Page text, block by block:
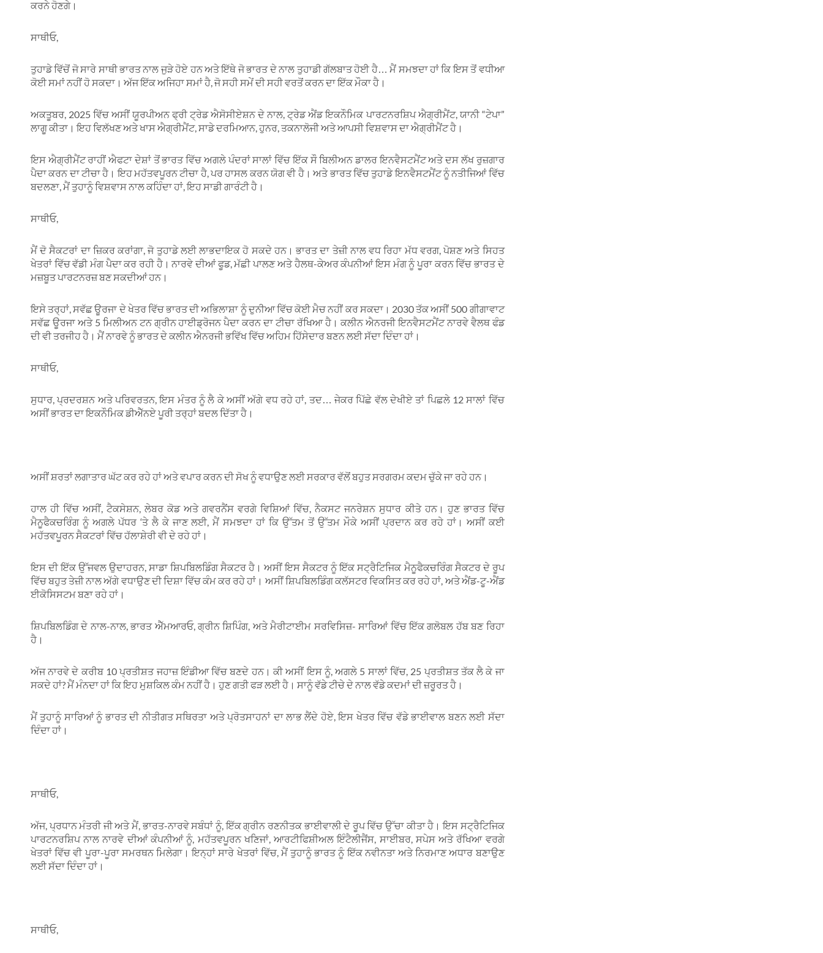
ਕਰਨੇ ਹੋਣਗੇ।
ਸਾਥੀਓ,
ਤੁਹਾਡੇ ਵਿੱਚੋਂ ਜੋ ਸਾਰੇ ਸਾਥੀ ਭਾਰਤ ਨਾਲ ਜੁੜੇ ਹੋਏ ਹਨ ਅਤੇ ਇੱਥੇ ਜੋ ਭਾਰਤ ਦੇ ਨਾਲ ਤੁਹਾਡੀ ਗੱਲਬਾਤ ਹੋਈ ਹੈ… ਮੈਂ ਸਮਝਦਾ ਹਾਂ ਕਿ ਇਸ ਤੋਂ ਵਧੀਆ
ਕੋਈ ਸਮਾਂ ਨਹੀਂ ਹੋ ਸਕਦਾ। ਅੱਜ ਇੱਕ ਅਜਿਹਾ ਸਮਾਂ ਹੈ, ਜੋ ਸਹੀ ਸਮੇਂ ਦੀ ਸਹੀ ਵਰਤੋਂ ਕਰਨ ਦਾ ਇੱਕ ਮੌਕਾ ਹੈ।
ਅਕਤੂਬਰ, 2025 ਵਿੱਚ ਅਸੀਂ ਯੂਰਪੀਅਨ ਫ੍ਰੀ ਟ੍ਰੇਡ ਐਸੋਸੀਏਸ਼ਨ ਦੇ ਨਾਲ, ਟ੍ਰੇਡ ਐਂਡ ਇਕਨੌਮਿਕ ਪਾਰਟਨਰਸ਼ਿਪ ਐਗ੍ਰੀਮੈਂਟ, ਯਾਨੀ “ਟੇਪਾ”
ਲਾਗੂ ਕੀਤਾ। ਇਹ ਵਿਲੱਖਣ ਅਤੇ ਖਾਸ ਐਗ੍ਰੀਮੈਂਟ, ਸਾਡੇ ਦਰਮਿਆਨ, ਹੁਨਰ, ਤਕਨਾਲੋਜੀ ਅਤੇ ਆਪਸੀ ਵਿਸ਼ਵਾਸ ਦਾ ਐਗ੍ਰੀਮੈਂਟ ਹੈ।
ਇਸ ਐਗ੍ਰੀਮੈਂਟ ਰਾਹੀਂ ਐਫਟਾ ਦੇਸ਼ਾਂ ਤੋਂ ਭਾਰਤ ਵਿੱਚ ਅਗਲੇ ਪੰਦਰਾਂ ਸਾਲਾਂ ਵਿੱਚ ਇੱਕ ਸੌ ਬਿਲੀਅਨ ਡਾਲਰ ਇਨਵੈਸਟਮੈਂਟ ਅਤੇ ਦਸ ਲੱਖ ਰੁਜ਼ਗਾਰ
ਪੈਦਾ ਕਰਨ ਦਾ ਟੀਚਾ ਹੈ। ਇਹ ਮਹੱਤਵਪੂਰਨ ਟੀਚਾ ਹੈ, ਪਰ ਹਾਸਲ ਕਰਨ ਯੋਗ ਵੀ ਹੈ। ਅਤੇ ਭਾਰਤ ਵਿੱਚ ਤੁਹਾਡੇ ਇਨਵੈਸਟਮੈਂਟ ਨੂੰ ਨਤੀਜਿਆਂ ਵਿੱਚ
ਬਦਲਣਾ, ਮੈਂ ਤੁਹਾਨੂੰ ਵਿਸ਼ਵਾਸ ਨਾਲ ਕਹਿੰਦਾ ਹਾਂ, ਇਹ ਸਾਡੀ ਗਾਰੰਟੀ ਹੈ।
ਸਾਥੀਓ,
ਮੈਂ ਦੋ ਸੈਕਟਰਾਂ ਦਾ ਜ਼ਿਕਰ ਕਰਾਂਗਾ, ਜੋ ਤੁਹਾਡੇ ਲਈ ਲਾਭਦਾਇਕ ਹੋ ਸਕਦੇ ਹਨ। ਭਾਰਤ ਦਾ ਤੇਜ਼ੀ ਨਾਲ ਵਧ ਰਿਹਾ ਮੱਧ ਵਰਗ, ਪੋਸ਼ਣ ਅਤੇ ਸਿਹਤ
ਖੇਤਰਾਂ ਵਿੱਚ ਵੱਡੀ ਮੰਗ ਪੈਦਾ ਕਰ ਰਹੀ ਹੈ। ਨਾਰਵੇ ਦੀਆਂ ਫੂਡ, ਮੱਛੀ ਪਾਲਣ ਅਤੇ ਹੈਲਥ-ਕੇਅਰ ਕੰਪਨੀਆਂ ਇਸ ਮੰਗ ਨੂੰ ਪੂਰਾ ਕਰਨ ਵਿੱਚ ਭਾਰਤ ਦੇ
ਮਜ਼ਬੂਤ ਪਾਰਟਨਰਜ਼ ਬਣ ਸਕਦੀਆਂ ਹਨ।
ਇਸੇ ਤਰ੍ਹਾਂ, ਸਵੱਛ ਊਰਜਾ ਦੇ ਖੇਤਰ ਵਿੱਚ ਭਾਰਤ ਦੀ ਅਭਿਲਾਸ਼ਾ ਨੂੰ ਦੁਨੀਆ ਵਿੱਚ ਕੋਈ ਮੈਚ ਨਹੀਂ ਕਰ ਸਕਦਾ। 2030 ਤੱਕ ਅਸੀਂ 500 ਗੀਗਾਵਾਟ
ਸਵੱਛ ਊਰਜਾ ਅਤੇ 5 ਮਿਲੀਅਨ ਟਨ ਗ੍ਰੀਨ ਹਾਈਡ੍ਰੋਜਨ ਪੈਦਾ ਕਰਨ ਦਾ ਟੀਚਾ ਰੱਖਿਆ ਹੈ। ਕਲੀਨ ਐਨਰਜੀ ਇਨਵੈਸਟਮੈਂਟ ਨਾਰਵੇ ਵੈਲਥ ਫੰਡ
ਦੀ ਵੀ ਤਰਜੀਹ ਹੈ। ਮੈਂ ਨਾਰਵੇ ਨੂੰ ਭਾਰਤ ਦੇ ਕਲੀਨ ਐਨਰਜੀ ਭਵਿੱਖ ਵਿੱਚ ਅਹਿਮ ਹਿੱਸੇਦਾਰ ਬਣਨ ਲਈ ਸੱਦਾ ਦਿੰਦਾ ਹਾਂ।
ਸਾਥੀਓ,
ਸੁਧਾਰ, ਪ੍ਰਦਰਸ਼ਨ ਅਤੇ ਪਰਿਵਰਤਨ, ਇਸ ਮੰਤਰ ਨੂੰ ਲੈ ਕੇ ਅਸੀਂ ਅੱਗੇ ਵਧ ਰਹੇ ਹਾਂ, ਤਦ… ਜੇਕਰ ਪਿੱਛੇ ਵੱਲ ਦੇਖੀਏ ਤਾਂ ਪਿਛਲੇ 12 ਸਾਲਾਂ ਵਿੱਚ
ਅਸੀਂ ਭਾਰਤ ਦਾ ਇਕਨੌਮਿਕ ਡੀਐੱਨਏ ਪੂਰੀ ਤਰ੍ਹਾਂ ਬਦਲ ਦਿੱਤਾ ਹੈ।
ਅਸੀਂ ਸ਼ਰਤਾਂ ਲਗਾਤਾਰ ਘੱਟ ਕਰ ਰਹੇ ਹਾਂ ਅਤੇ ਵਪਾਰ ਕਰਨ ਦੀ ਸੋਖ ਨੂੰ ਵਧਾਉਣ ਲਈ ਸਰਕਾਰ ਵੱਲੋਂ ਬਹੁਤ ਸਰਗਰਮ ਕਦਮ ਚੁੱਕੇ ਜਾ ਰਹੇ ਹਨ।
ਹਾਲ ਹੀ ਵਿੱਚ ਅਸੀਂ, ਟੈਕਸੇਸ਼ਨ, ਲੇਬਰ ਕੋਡ ਅਤੇ ਗਵਰਨੈਂਸ ਵਰਗੇ ਵਿਸ਼ਿਆਂ ਵਿੱਚ, ਨੈਕਸਟ ਜਨਰੇਸ਼ਨ ਸੁਧਾਰ ਕੀਤੇ ਹਨ। ਹੁਣ ਭਾਰਤ ਵਿੱਚ
ਮੈਨੂਫੈਕਚਰਿੰਗ ਨੂੰ ਅਗਲੇ ਪੱਧਰ ‘ਤੇ ਲੈ ਕੇ ਜਾਣ ਲਈ, ਮੈਂ ਸਮਝਦਾ ਹਾਂ ਕਿ ਉੱਤਮ ਤੋਂ ਉੱਤਮ ਮੌਕੇ ਅਸੀਂ ਪ੍ਰਦਾਨ ਕਰ ਰਹੇ ਹਾਂ। ਅਸੀਂ ਕਈ
ਮਹੱਤਵਪੂਰਨ ਸੈਕਟਰਾਂ ਵਿੱਚ ਹੱਲਾਸ਼ੇਰੀ ਵੀ ਦੇ ਰਹੇ ਹਾਂ।
ਇਸ ਦੀ ਇੱਕ ਉੱਜਵਲ ਉਦਾਹਰਨ, ਸਾਡਾ ਸ਼ਿਪਬਿਲਡਿੰਗ ਸੈਕਟਰ ਹੈ। ਅਸੀਂ ਇਸ ਸੈਕਟਰ ਨੂੰ ਇੱਕ ਸਟ੍ਰੈਟਿਜਿਕ ਮੈਨੂਫੈਕਚਰਿੰਗ ਸੈਕਟਰ ਦੇ ਰੂਪ
ਵਿੱਚ ਬਹੁਤ ਤੇਜ਼ੀ ਨਾਲ ਅੱਗੇ ਵਧਾਉਣ ਦੀ ਦਿਸ਼ਾ ਵਿੱਚ ਕੰਮ ਕਰ ਰਹੇ ਹਾਂ। ਅਸੀਂ ਸ਼ਿਪਬਿਲਡਿੰਗ ਕਲੱਸਟਰ ਵਿਕਸਿਤ ਕਰ ਰਹੇ ਹਾਂ, ਅਤੇ ਐਂਡ-ਟੂ-ਐਂਡ
ਈਕੋਸਿਸਟਮ ਬਣਾ ਰਹੇ ਹਾਂ।
ਸ਼ਿਪਬਿਲਡਿੰਗ ਦੇ ਨਾਲ-ਨਾਲ, ਭਾਰਤ ਐੱਮਆਰਓ, ਗ੍ਰੀਨ ਸ਼ਿਪਿੰਗ, ਅਤੇ ਮੈਰੀਟਾਈਮ ਸਰਵਿਸਿਜ਼- ਸਾਰਿਆਂ ਵਿੱਚ ਇੱਕ ਗਲੋਬਲ ਹੱਬ ਬਣ ਰਿਹਾ
ਹੈ।
ਅੱਜ ਨਾਰਵੇ ਦੇ ਕਰੀਬ 10 ਪ੍ਰਤੀਸ਼ਤ ਜਹਾਜ਼ ਇੰਡੀਆ ਵਿੱਚ ਬਣਦੇ ਹਨ। ਕੀ ਅਸੀਂ ਇਸ ਨੂੰ, ਅਗਲੇ 5 ਸਾਲਾਂ ਵਿੱਚ, 25 ਪ੍ਰਤੀਸ਼ਤ ਤੱਕ ਲੈ ਕੇ ਜਾ
ਸਕਦੇ ਹਾਂ? ਮੈਂ ਮੰਨਦਾ ਹਾਂ ਕਿ ਇਹ ਮੁਸ਼ਕਿਲ ਕੰਮ ਨਹੀਂ ਹੈ। ਹੁਣ ਗਤੀ ਫੜ ਲਈ ਹੈ। ਸਾਨੂੰ ਵੱਡੇ ਟੀਚੇ ਦੇ ਨਾਲ ਵੱਡੇ ਕਦਮਾਂ ਦੀ ਜ਼ਰੂਰਤ ਹੈ।
ਮੈਂ ਤੁਹਾਨੂੰ ਸਾਰਿਆਂ ਨੂੰ ਭਾਰਤ ਦੀ ਨੀਤੀਗਤ ਸਥਿਰਤਾ ਅਤੇ ਪ੍ਰੋਤਸਾਹਨਾਂ ਦਾ ਲਾਭ ਲੈਂਦੇ ਹੋਏ, ਇਸ ਖੇਤਰ ਵਿੱਚ ਵੱਡੇ ਭਾਈਵਾਲ ਬਣਨ ਲਈ ਸੱਦਾ
ਦਿੰਦਾ ਹਾਂ।
ਸਾਥੀਓ,
ਅੱਜ, ਪ੍ਰਧਾਨ ਮੰਤਰੀ ਜੀ ਅਤੇ ਮੈਂ, ਭਾਰਤ-ਨਾਰਵੇ ਸਬੰਧਾਂ ਨੂੰ, ਇੱਕ ਗ੍ਰੀਨ ਰਣਨੀਤਕ ਭਾਈਵਾਲੀ ਦੇ ਰੂਪ ਵਿੱਚ ਉੱਚਾ ਕੀਤਾ ਹੈ। ਇਸ ਸਟ੍ਰੈਟਿਜਿਕ
ਪਾਰਟਨਰਸ਼ਿਪ ਨਾਲ ਨਾਰਵੇ ਦੀਆਂ ਕੰਪਨੀਆਂ ਨੂੰ, ਮਹੱਤਵਪੂਰਨ ਖਣਿਜਾਂ, ਆਰਟੀਫਿਸ਼ੀਅਲ ਇੰਟੈਲੀਜੈਂਸ, ਸਾਈਬਰ, ਸਪੇਸ ਅਤੇ ਰੱਖਿਆ ਵਰਗੇ
ਖੇਤਰਾਂ ਵਿੱਚ ਵੀ ਪੂਰਾ-ਪੂਰਾ ਸਮਰਥਨ ਮਿਲੇਗਾ। ਇਨ੍ਹਾਂ ਸਾਰੇ ਖੇਤਰਾਂ ਵਿੱਚ, ਮੈਂ ਤੁਹਾਨੂੰ ਭਾਰਤ ਨੂੰ ਇੱਕ ਨਵੀਨਤਾ ਅਤੇ ਨਿਰਮਾਣ ਅਧਾਰ ਬਣਾਉਣ
ਲਈ ਸੱਦਾ ਦਿੰਦਾ ਹਾਂ।
ਸਾਥੀਓ,